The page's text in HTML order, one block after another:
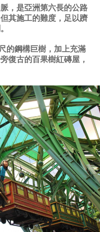
，是亞洲第六長的公路
其施工的難度，足以躋
的鋼構巨樹，加上充滿
復古的百果樹紅磚屋，